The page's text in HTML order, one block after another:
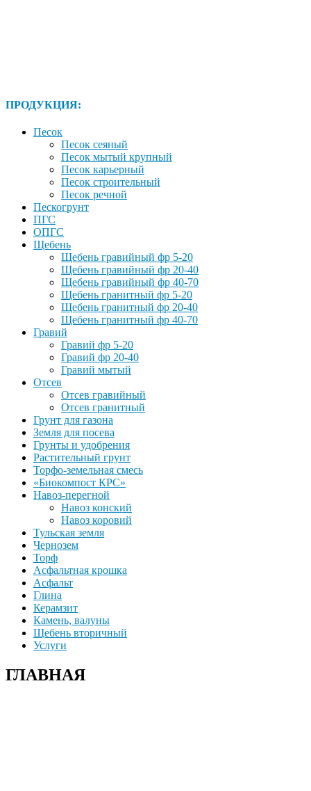
ПРОДУКЦИЯ:
Песок
Песок сеяный
Песок мытый крупный
Песок карьерный
Песок строительный
Песок речной
Пескогрунт
ПГС
ОПГС
Щебень
Щебень гравийный фр 5-20
Щебень гравийный фр 20-40
Щебень гравийный фр 40-70
Щебень гранитный фр 5-20
Щебень гранитный фр 20-40
Щебень гранитный фр 40-70
Гравий
Гравий фр 5-20
Гравий фр 20-40
Гравий мытый
Отсев
Отсев гравийный
Отсев гранитный
Грунт для газона
Земля для посева
Грунты и удобрения
Растительный грунт
Торфо-земельная смесь
«Биокомпост КРС»
Навоз-перегной
Навоз конский
Навоз коровий
Тульская земля
Чернозем
Торф
Асфальтная крошка
Асфальт
Глина
Керамзит
Камень, валуны
Щебень вторичный
Услуги
ГЛАВНАЯ